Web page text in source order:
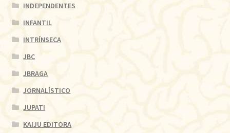
INDEPENDENTES
INFANTIL
INTRÍNSECA
JBC
JBRAGA
JORNALÍSTICO
JUPATI
KAIJU EDITORA